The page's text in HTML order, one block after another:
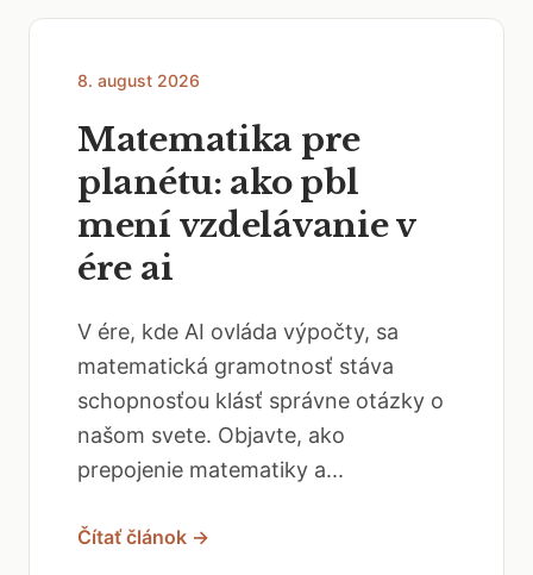
8. august 2026
Matematika pre
planétu: ako pbl
mení vzdelávanie v
ére ai
V ére, kde AI ovláda výpočty, sa
matematická gramotnosť stáva
schopnosťou klásť správne otázky o
našom svete. Objavte, ako
prepojenie matematiky a...
Čítať článok →